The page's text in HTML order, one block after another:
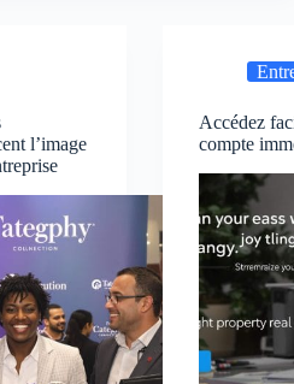
l’image
Accédez
compte